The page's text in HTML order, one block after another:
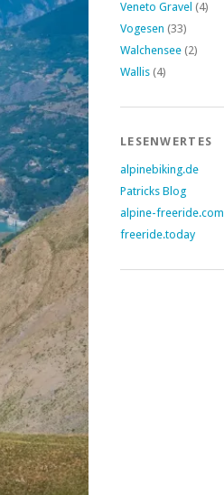
Veneto Gravel (4)
Vogesen (33)
Walchensee (2)
Wallis (4)
LESENWERTES
alpinebiking.de
Patricks Blog
alpine-freeride.com
freeride.today